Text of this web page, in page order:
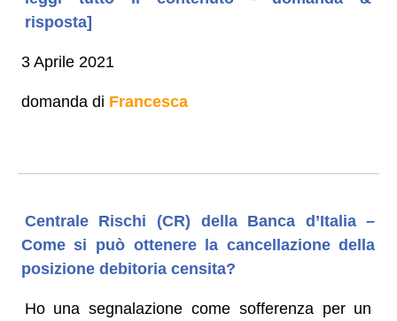
risposta]
3 Aprile 2021
domanda di Francesca
Centrale Rischi (CR) della Banca d’Italia –
Come si può ottenere la cancellazione della
posizione debitoria censita?
Ho una segnalazione come sofferenza per un